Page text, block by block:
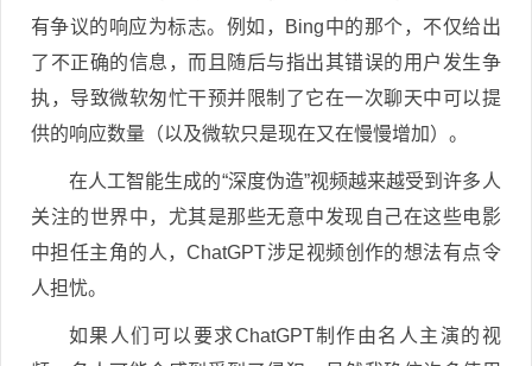
有争议的响应为标志。例如，Bing中的那个，不仅给出
了不正确的信息，而且随后与指出其错误的用户发生争
执，导致微软匆忙干预并限制了它在一次聊天中可以提
供的响应数量（以及微软只是现在又在慢慢增加）。
在人工智能生成的“深度伪造”视频越来越受到许多人
关注的世界中，尤其是那些无意中发现自己在这些电影
中担任主角的人，ChatGPT涉足视频创作的想法有点令
人担忧。
如果人们可以要求ChatGPT制作由名人主演的视